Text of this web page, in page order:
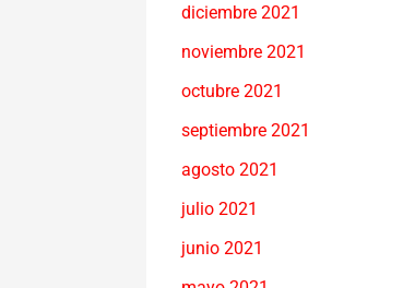
diciembre 2021
noviembre 2021
octubre 2021
septiembre 2021
agosto 2021
julio 2021
junio 2021